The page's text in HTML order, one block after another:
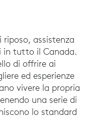
riposo, assistenza
in tutto il Canada.
di offrire ai
ed esperienze
vivere la propria
una serie di
lo standard